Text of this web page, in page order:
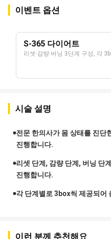
이벤트 옵션
S-365 다이어트
리셋·감량·버닝 3단계 구성, 각
시술 설명
전문 한의사가 몸 상태를 진단
진행합니다.
리셋 단계, 감량 단계, 버닝 단
진행합니다.
각 단계별로 3box씩 제공되어
이런 분께 추천해요